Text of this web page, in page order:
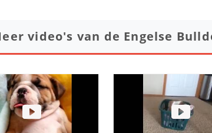
video's van de Engelse